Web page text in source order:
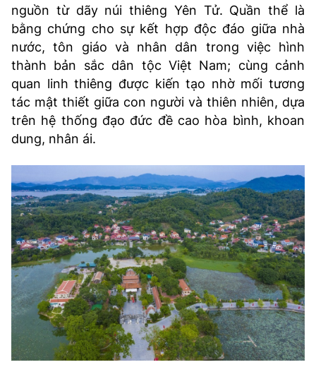
nguồn từ dãy núi thiêng Yên Tử. Quần thể là
bằng chứng cho sự kết hợp độc đáo giữa nhà
nước, tôn giáo và nhân dân trong việc hình
thành bản sắc dân tộc Việt Nam; cùng cảnh
quan linh thiêng được kiến tạo nhờ mối tương
tác mật thiết giữa con người và thiên nhiên, dựa
trên hệ thống đạo đức đề cao hòa bình, khoan
dung, nhân ái.